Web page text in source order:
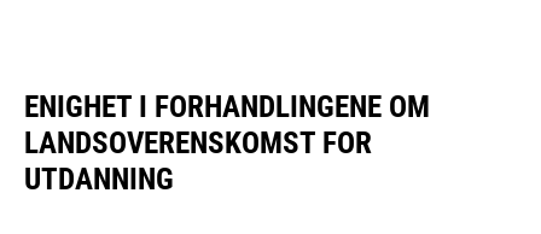
ENIGHET I FORHANDLINGENE OM
LANDSOVERENSKOMST FOR
UTDANNING